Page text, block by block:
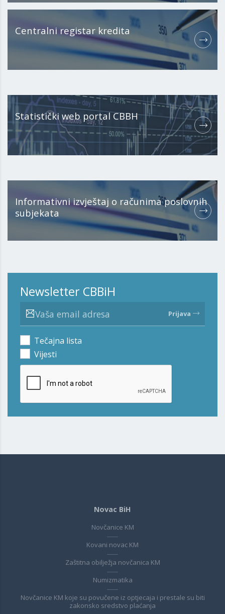
Centralni registar kredita
Statistički web portal CBBH
Informativni izvještaj o računima poslovnih
subjekata
Newsletter CBBiH
Prijava
Tečajna lista
Vijesti
Novac BiH
Novčanice KM
Kovani novac KM
Zaštitna obilježja novčanica KM
Numizmatika
Novčanice KM koje su povučene iz optjecaja i prestale su biti
zakonsko sredstvo plaćanja